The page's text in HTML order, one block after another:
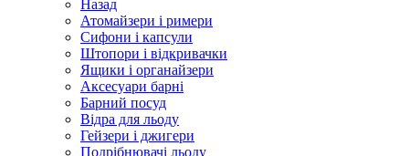
Назад
Атомайзери і римери
Сифони і капсули
Штопори і відкривачки
Ящики і органайзери
Аксесуари барні
Барний посуд
Відра для льоду
Гейзери і джигери
Подрібнювачі льоду